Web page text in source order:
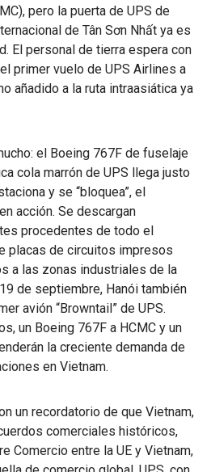
pero la puerta de UPS de
de Tân Sơn Nhất ya es
El personal de tierra espera con
primer vuelo de UPS Airlines a
añadido a la ruta intraasiática ya
el Boeing 767F de fuselaje
cola marrón de UPS llega justo
y se “bloquea”, el
acción. Se descargan
procedentes de todo el
placas de circuitos impresos
a las zonas industriales de la
de septiembre, Hanói también
avión “Browntail” de UPS.
un Boeing 767F a HCMC y un
la creciente demanda de
en Vietnam.
un recordatorio de que Vietnam,
comerciales históricos,
Comercio entre la UE y Vietnam,